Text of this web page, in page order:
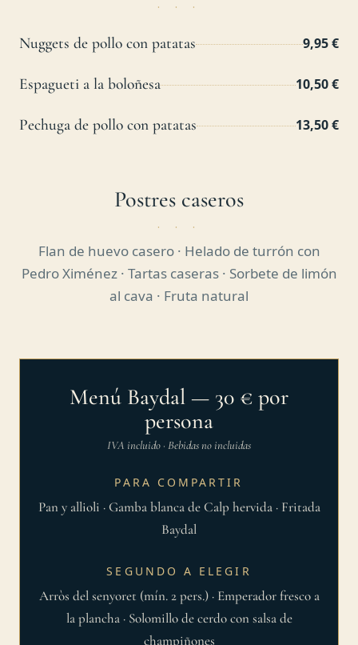
Nuggets de pollo con patatas 9,95 €
Espagueti a la boloñesa 10,50 €
Pechuga de pollo con patatas 13,50 €
Postres caseros
Flan de huevo casero · Helado de turrón con
Pedro Ximénez · Tartas caseras · Sorbete de limón
al cava · Fruta natural
Menú Baydal — 30 € por
persona
IVA incluido · Bebidas no incluidas
PARA COMPARTIR
Pan y allioli · Gamba blanca de Calp hervida · Fritada
Baydal
SEGUNDO A ELEGIR
Arròs del senyoret (mín. 2 pers.) · Emperador fresco a
la plancha · Solomillo de cerdo con salsa de
champiñones